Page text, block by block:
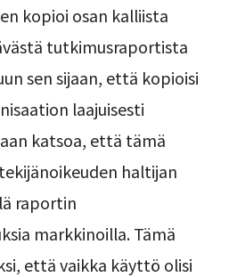
kopioi osan kalliista
tutkimusraportista
sen sijaan, että kopioisi
laajuisesti
katsoa, että tämä
haltijan
raportin
markkinoilla. Tämä
että vaikka käyttö olisi